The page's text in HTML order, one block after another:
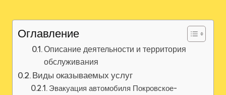
Оглавление
Описание деятельности и территория
обслуживания
Виды оказываемых услуг
Эвакуация автомобиля Покровское-